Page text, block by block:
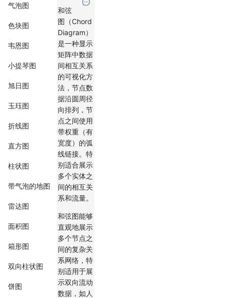
气泡图
色块图
韦恩图
小提琴图
旭日图
玉珏图
折线图
直方图
柱状图
带气泡的地图
雷达图
面积图
箱形图
双向柱状图
饼图
和弦
图（Chord
Diagram）
是一种显示
矩阵中数据
间相互关系
的可视化方
法，节点数
据沿圆周径
向排列，节
点之间使用
带权重（有
宽度）的弧
线链接。特
别适合展示
多个实体之
间的相互关
系和流量。
和弦图能够
直观地展示
多个节点之
间的复杂关
系网络，特
别适用于展
示双向流动
数据，如人